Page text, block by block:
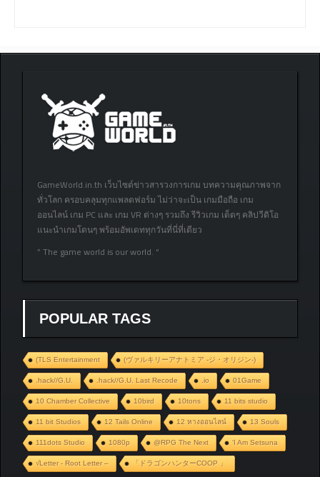
GameWorld.in.th เว็บไซต์ข่าวสารวงการเกม บทความคุณภาพจาก
ทั่วโลก ครอบคลุมทุกแพลตฟอร์ม ไม่ว่าจะเป็น เกมมือถือ เกม
ออนไลน์ เกม PC และ เกม VR ต่างๆ รวมถึง รีวิวเกม เด็ดๆ คลิปวีดิโอ
แนะนำเกมโดนๆ พร้อมอัพเดททุกวันที่นี่ที่เดียว
” The game world is our world. “
POPULAR TAGS
(TLS Entertainment (ヴァルキリーアナトミア ‐ジ・オリジン‐)
.hack//G.U. .hack//G.U. Last Recode .io 01Game
10 Chamber Collective 10bird 10tons 11 bits studio
11 bit Studios 12 Tails Online 12 หางออนไลน์ 13 Souls
111dots Studio 1080p @RPG The Next ‘I Am Setsuna
√Letter - Root Letter – 「ドラゴンハンターCOOP 」